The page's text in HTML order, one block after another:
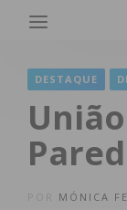
DESTAQUE
MÓNICA